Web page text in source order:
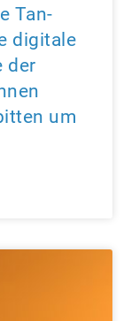
Tan-
digitale
der
um